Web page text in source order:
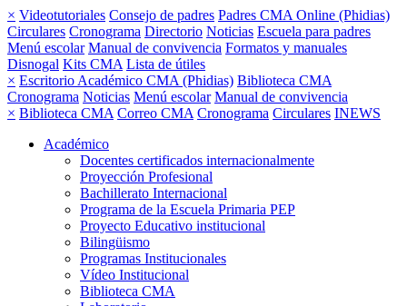
× Videotutoriales Consejo de padres Padres CMA Online (Phidias)
Circulares Cronograma Directorio Noticias Escuela para padres
Menú escolar Manual de convivencia Formatos y manuales
Disnogal Kits CMA Lista de útiles
× Escritorio Académico CMA (Phidias) Biblioteca CMA
Cronograma Noticias Menú escolar Manual de convivencia
× Biblioteca CMA Correo CMA Cronograma Circulares INEWS
Académico
Docentes certificados internacionalmente
Proyección Profesional
Bachillerato Internacional
Programa de la Escuela Primaria PEP
Proyecto Educativo institucional
Bilingüismo
Programas Institucionales
Vídeo Institucional
Biblioteca CMA